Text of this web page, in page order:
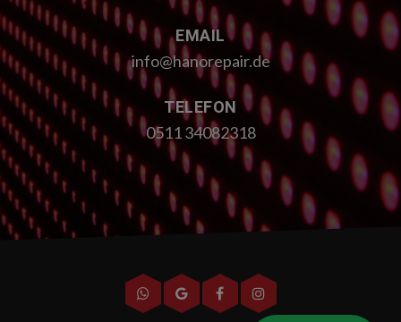
EMAIL
info@hanorepair.de
TELEFON
0511 34082318